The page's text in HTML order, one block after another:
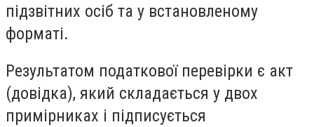
підзвітних осіб та у встановленому
форматі.
Результатом податкової перевірки є акт
(довідка), який складається у двох
примірниках і підписується